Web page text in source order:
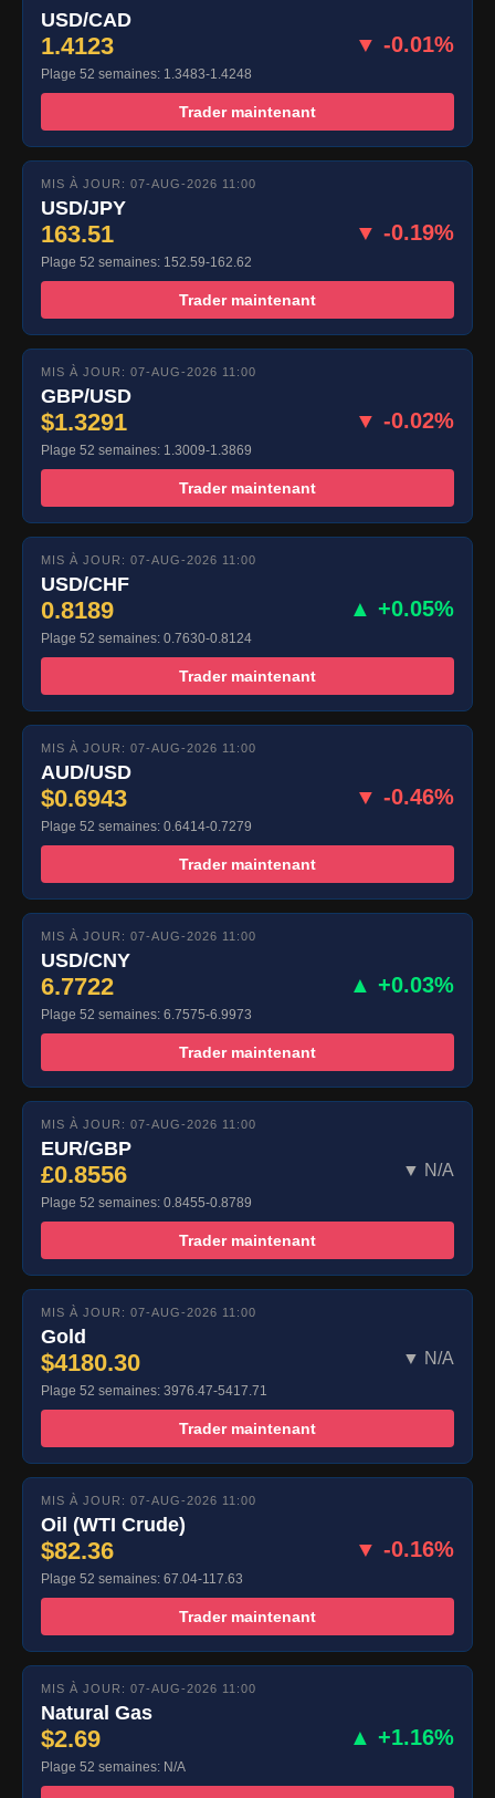
USD/CAD
1.4123 ▼ -0.01%
Plage 52 semaines: 1.3483-1.4248
Trader maintenant
MIS À JOUR: 07-AUG-2026 11:00
USD/JPY
163.51 ▼ -0.19%
Plage 52 semaines: 152.59-162.62
Trader maintenant
MIS À JOUR: 07-AUG-2026 11:00
GBP/USD
$1.3291 ▼ -0.02%
Plage 52 semaines: 1.3009-1.3869
Trader maintenant
MIS À JOUR: 07-AUG-2026 11:00
USD/CHF
0.8189 ▲ +0.05%
Plage 52 semaines: 0.7630-0.8124
Trader maintenant
MIS À JOUR: 07-AUG-2026 11:00
AUD/USD
$0.6943 ▼ -0.46%
Plage 52 semaines: 0.6414-0.7279
Trader maintenant
MIS À JOUR: 07-AUG-2026 11:00
USD/CNY
6.7722 ▲ +0.03%
Plage 52 semaines: 6.7575-6.9973
Trader maintenant
MIS À JOUR: 07-AUG-2026 11:00
EUR/GBP
£0.8556 ▼ N/A
Plage 52 semaines: 0.8455-0.8789
Trader maintenant
MIS À JOUR: 07-AUG-2026 11:00
Gold
$4180.30 ▼ N/A
Plage 52 semaines: 3976.47-5417.71
Trader maintenant
MIS À JOUR: 07-AUG-2026 11:00
Oil (WTI Crude)
$82.36 ▼ -0.16%
Plage 52 semaines: 67.04-117.63
Trader maintenant
MIS À JOUR: 07-AUG-2026 11:00
Natural Gas
$2.69 ▲ +1.16%
Plage 52 semaines: N/A